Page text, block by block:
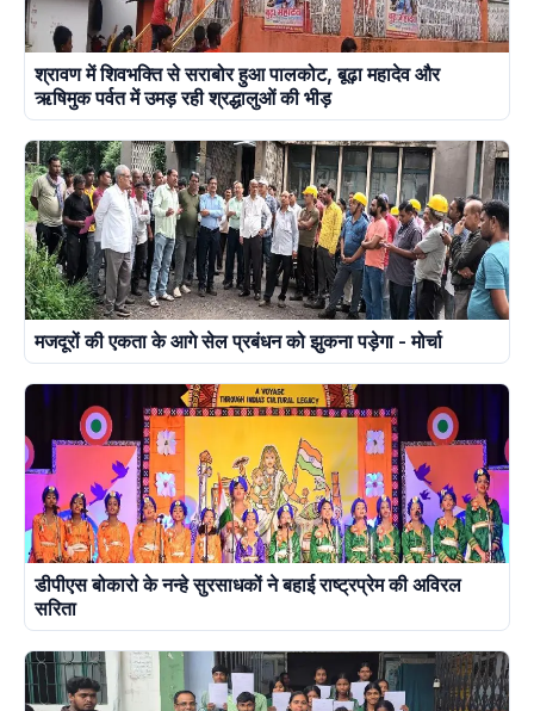
श्रावण में शिवभक्ति से सराबोर हुआ पालकोट, बूढ़ा महादेव और
ऋषिमुक पर्वत में उमड़ रही श्रद्धालुओं की भीड़
मजदूरों की एकता के आगे सेल प्रबंधन को झुकना पड़ेगा - मोर्चा
डीपीएस बोकारो के नन्हे सुरसाधकों ने बहाई राष्ट्रप्रेम की अविरल
सरिता